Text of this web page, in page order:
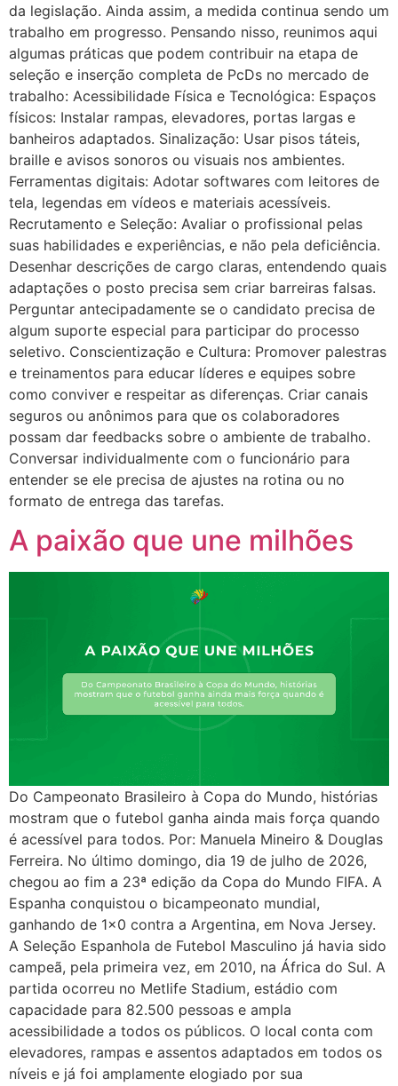
da legislação. Ainda assim, a medida continua sendo um
trabalho em progresso. Pensando nisso, reunimos aqui
algumas práticas que podem contribuir na etapa de
seleção e inserção completa de PcDs no mercado de
trabalho: Acessibilidade Física e Tecnológica: Espaços
físicos: Instalar rampas, elevadores, portas largas e
banheiros adaptados. Sinalização: Usar pisos táteis,
braille e avisos sonoros ou visuais nos ambientes.
Ferramentas digitais: Adotar softwares com leitores de
tela, legendas em vídeos e materiais acessíveis.
Recrutamento e Seleção: Avaliar o profissional pelas
suas habilidades e experiências, e não pela deficiência.
Desenhar descrições de cargo claras, entendendo quais
adaptações o posto precisa sem criar barreiras falsas.
Perguntar antecipadamente se o candidato precisa de
algum suporte especial para participar do processo
seletivo. Conscientização e Cultura: Promover palestras
e treinamentos para educar líderes e equipes sobre
como conviver e respeitar as diferenças. Criar canais
seguros ou anônimos para que os colaboradores
possam dar feedbacks sobre o ambiente de trabalho.
Conversar individualmente com o funcionário para
entender se ele precisa de ajustes na rotina ou no
formato de entrega das tarefas.
A paixão que une milhões
Do Campeonato Brasileiro à Copa do Mundo, histórias
mostram que o futebol ganha ainda mais força quando
é acessível para todos. Por: Manuela Mineiro & Douglas
Ferreira. No último domingo, dia 19 de julho de 2026,
chegou ao fim a 23ª edição da Copa do Mundo FIFA. A
Espanha conquistou o bicampeonato mundial,
ganhando de 1×0 contra a Argentina, em Nova Jersey.
A Seleção Espanhola de Futebol Masculino já havia sido
campeã, pela primeira vez, em 2010, na África do Sul. A
partida ocorreu no Metlife Stadium, estádio com
capacidade para 82.500 pessoas e ampla
acessibilidade a todos os públicos. O local conta com
elevadores, rampas e assentos adaptados em todos os
níveis e já foi amplamente elogiado por sua